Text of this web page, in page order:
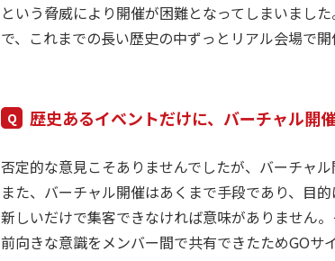
という脅威により開催が困難となってしまいまし
で、これまでの長い歴史の中ずっとリアル会場で
歴史あるイベントだけに、バーチャル
否定的な意見こそありませんでしたが、バーチャ
また、バーチャル開催はあくまで手段であり、目
新しいだけで集客できなければ意味がありません
前向きな意識をメンバー間で共有できたためGOサ